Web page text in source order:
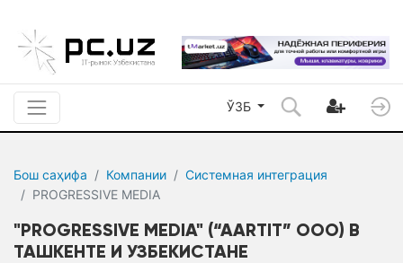
ЎЗБ
Бош саҳифа Компании
Системная интеграция
PROGRESSIVE MEDIA
"PROGRESSIVE MEDIA" (“AARTIT” ООО) В
ТАШКЕНТЕ И УЗБЕКИСТАНЕ